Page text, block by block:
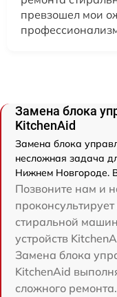
превзошел мои
Замена блока
KitchenAid
Замена блока
несложная задача
Нижнем Новгороде.
Позвоните нам и
стиральной
устройств
Замена блока
KitchenAid
сложного